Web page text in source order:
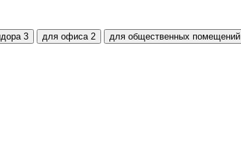
3 для офиса 2 для общественных помещений